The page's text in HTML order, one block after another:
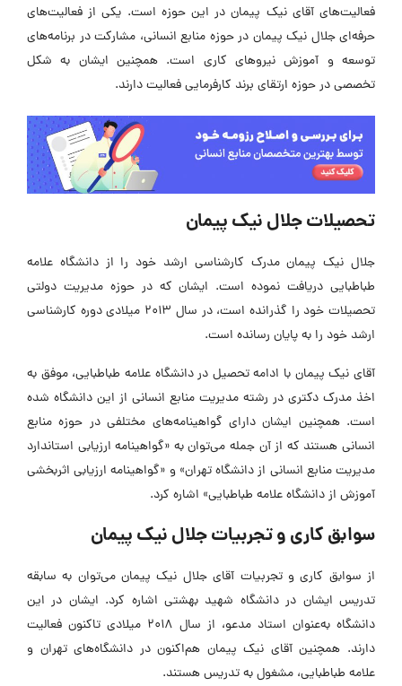
فعالیت‌های آقای نیک پیمان در این حوزه است. یکی از فعالیت‌های
حرفه‌ای جلال نیک پیمان در حوزه منابع انسانی، مشارکت در برنامه‌های
توسعه و آموزش نیروهای کاری است. همچنین ایشان به شکل
تخصصی در حوزه ارتقای برند کارفرمایی فعالیت دارند.
تحصیلات جلال نیک پیمان
جلال نیک پیمان مدرک کارشناسی ارشد خود را از دانشگاه علامه
طباطبایی دریافت نموده است. ایشان که در حوزه مدیریت دولتی
تحصیلات خود را گذرانده است، در سال 2013 میلادی دوره کارشناسی
ارشد خود را به پایان رسانده است.
آقای نیک پیمان با ادامه تحصیل در دانشگاه علامه طباطبایی، موفق به
اخذ مدرک دکتری در رشته مدیریت منابع انسانی از این دانشگاه شده
است. همچنین ایشان دارای گواهینامه‌های مختلفی در حوزه منابع
انسانی هستند که از آن جمله می‌توان به «گواهینامه ارزیابی استاندارد
مدیریت منابع انسانی از دانشگاه تهران» و «گواهینامه ارزیابی اثربخشی
آموزش از دانشگاه علامه طباطبایی» اشاره کرد.
سوابق کاری و تجربیات جلال نیک پیمان
از سوابق کاری و تجربیات آقای جلال نیک پیمان می‌توان به سابقه
تدریس ایشان در دانشگاه شهید بهشتی اشاره کرد. ایشان در این
دانشگاه به‌عنوان استاد مدعو، از سال 2018 میلادی تاکنون فعالیت
دارند. همچنین آقای نیک پیمان هم‌اکنون در دانشگاه‌های تهران و
علامه طباطبایی، مشغول به تدریس هستند.